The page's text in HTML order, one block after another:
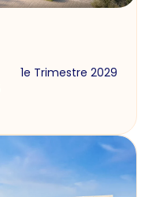
1e Trimestre 2029